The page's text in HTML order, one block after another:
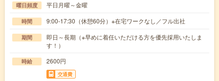
曜日頻度 平日月曜～金曜
時間 9:00-17:30（休憩60分）※在宅ワークなし／フル出社
期間
即日～長期（※早めに着任いただける方を優先採用いたしま
す！）
時給 2600円
交通費